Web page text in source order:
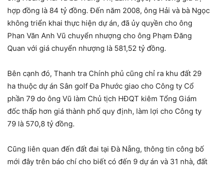
hợp đồng là 84 tỷ đồng. Đến năm 2008, ông Hải và bà Ngọc
không triển khai thực hiện dự án, đã ủy quyền cho ông
Phan Văn Anh Vũ chuyển nhượng cho ông Phạm Đăng
Quan với giá chuyển nhượng là 581,52 tỷ đồng.
Bên cạnh đó, Thanh tra Chính phủ cũng chỉ ra khu đất 29
ha thuộc dự án Sân golf Đa Phước giao cho Công ty Cổ
phần 79 do ông Vũ làm Chủ tịch HĐQT kiêm Tổng Giám
đốc thấp hơn giá thành phố quy định, làm lợi cho Công ty
79 là 570,8 tỷ đồng.
Cũng liên quan đến đất đai tại Đà Nẵng, thông tin công bố
mới đây trên báo chí cho biết có đến 9 dự án và 31 nhà, đất